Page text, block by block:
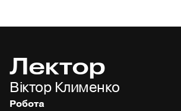
Лектор
Віктор Клименко
Робота